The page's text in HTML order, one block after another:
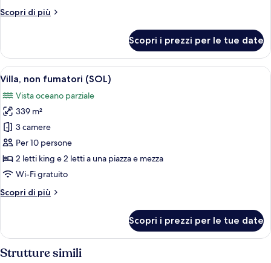
Scopri di più
Altri
non
fumatori
(LUNA)
Scopri i prezzi per le tue date
Apri
tutte
le
foto
per
Villa,
non
fumatori
Una moderna casa a due piani con
39
Villa, non fumatori (SOL)
Vista oceano parziale
339 m²
3 camere
Per 10 persone
2 letti king e 2 letti a una piazza e mezza
Wi-Fi gratuito
Scopri di più
Altri
non
fumatori
(SOL)
Scopri i prezzi per le tue date
Strutture simili